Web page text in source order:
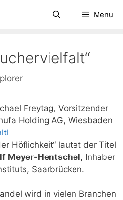
Menu
Freytag, Vorsitzender
Holding AG, Wiesbaden
Höflichkeit“ lautet der Titel
Meyer-Hentschel, Inhaber
Saarbrücken.
wird in vielen Branchen